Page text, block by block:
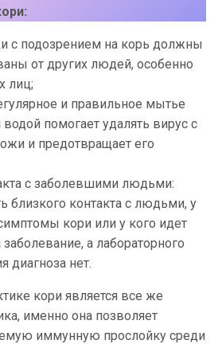
с подозрением на корь должны
от других людей, особенно
лиц;
и правильное мытье
помогает удалять вирус с
и предотвращает его
с заболевшими людьми:
близкого контакта с людьми, у
кори или у кого идет
а лабораторного
диагноза нет.
кори является все же
именно она позволяет
иммунную прослойку среди